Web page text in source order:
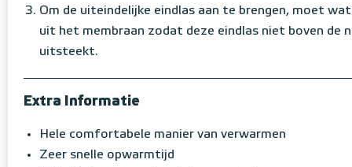
Om de uiteindelijke eindlas aan te brengen, moet
uit het membraan zodat deze eindlas niet boven de
uitsteekt.
Extra Informatie
Hele comfortabele manier van verwarmen
Zeer snelle opwarmtijd